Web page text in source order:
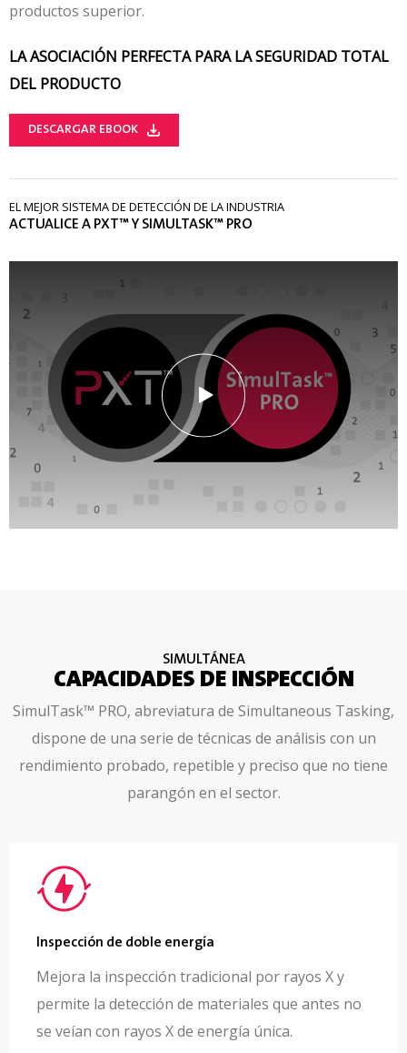
productos superior.
LA ASOCIACIÓN PERFECTA PARA LA SEGURIDAD TOTAL
DEL PRODUCTO
DESCARGAR EBOOK
EL MEJOR SISTEMA DE DETECCIÓN DE LA INDUSTRIA
ACTUALICE A PXT™ Y SIMULTASK™ PRO
SIMULTÁNEA
CAPACIDADES DE INSPECCIÓN
SimulTask™ PRO, abreviatura de Simultaneous Tasking,
dispone de una serie de técnicas de análisis con un
rendimiento probado, repetible y preciso que no tiene
parangón en el sector.
Inspección de doble energía
Mejora la inspección tradicional por rayos X y
permite la detección de materiales que antes no
se veían con rayos X de energía única.